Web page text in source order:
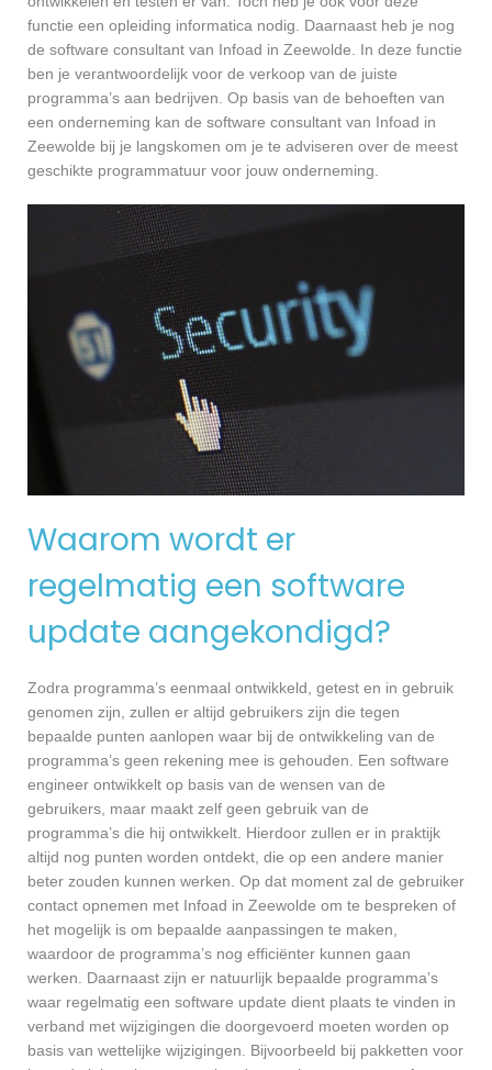
functie een opleiding informatica nodig. Daarnaast heb je nog
de software consultant van Infoad in Zeewolde. In deze functie
ben je verantwoordelijk voor de verkoop van de juiste
programma’s aan bedrijven. Op basis van de behoeften van
een onderneming kan de software consultant van Infoad in
Zeewolde bij je langskomen om je te adviseren over de meest
geschikte programmatuur voor jouw onderneming.
Waarom wordt er
regelmatig een software
update aangekondigd?
Zodra programma’s eenmaal ontwikkeld, getest en in gebruik
genomen zijn, zullen er altijd gebruikers zijn die tegen
bepaalde punten aanlopen waar bij de ontwikkeling van de
programma’s geen rekening mee is gehouden. Een software
engineer ontwikkelt op basis van de wensen van de
gebruikers, maar maakt zelf geen gebruik van de
programma’s die hij ontwikkelt. Hierdoor zullen er in praktijk
altijd nog punten worden ontdekt, die op een andere manier
beter zouden kunnen werken. Op dat moment zal de gebruiker
contact opnemen met Infoad in Zeewolde om te bespreken of
het mogelijk is om bepaalde aanpassingen te maken,
waardoor de programma’s nog efficiënter kunnen gaan
werken. Daarnaast zijn er natuurlijk bepaalde programma’s
waar regelmatig een software update dient plaats te vinden in
verband met wijzigingen die doorgevoerd moeten worden op
basis van wettelijke wijzigingen. Bijvoorbeeld bij pakketten voor